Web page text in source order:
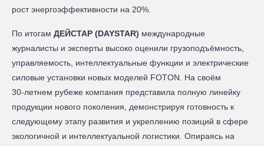
рост энергоэффективности на 20%.
По итогам ДЕЙСТАР (DAYSTAR) международные
журналисты и эксперты высоко оценили грузоподъёмность,
управляемость, интеллектуальные функции и электрические
силовые установки новых моделей FOTON. На своём
30‑летнем рубеже компания представила полную линейку
продукции нового поколения, демонстрируя готовность к
следующему этапу развития и укреплению позиций в сфере
экологичной и интеллектуальной логистики. Опираясь на